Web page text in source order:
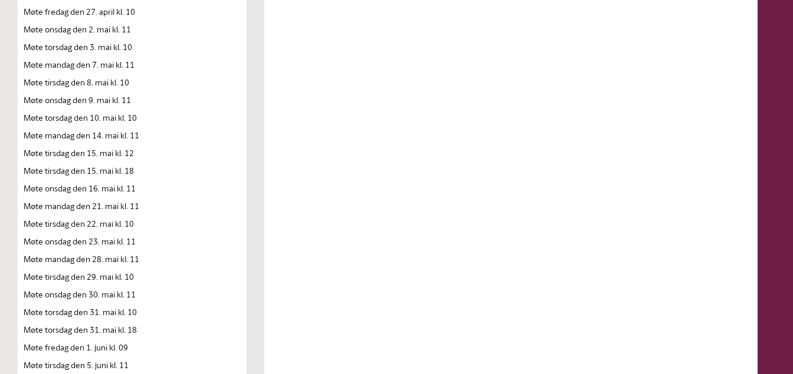
Møte fredag den 27. april kl. 10
Møte onsdag den 2. mai kl. 11
Møte torsdag den 3. mai kl. 10
Møte mandag den 7. mai kl. 11
Møte tirsdag den 8. mai kl. 10
Møte onsdag den 9. mai kl. 11
Møte torsdag den 10. mai kl. 10
Møte mandag den 14. mai kl. 11
Møte tirsdag den 15. mai kl. 12
Møte tirsdag den 15. mai kl. 18
Møte onsdag den 16. mai kl. 11
Møte mandag den 21. mai kl. 11
Møte tirsdag den 22. mai kl. 10
Møte onsdag den 23. mai kl. 11
Møte mandag den 28. mai kl. 11
Møte tirsdag den 29. mai kl. 10
Møte onsdag den 30. mai kl. 11
Møte torsdag den 31. mai kl. 10
Møte torsdag den 31. mai kl. 18
Møte fredag den 1. juni kl. 09
Møte tirsdag den 5. juni kl. 11